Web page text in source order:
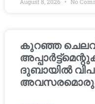
കുറഞ്ഞ
ദുബായിൽ